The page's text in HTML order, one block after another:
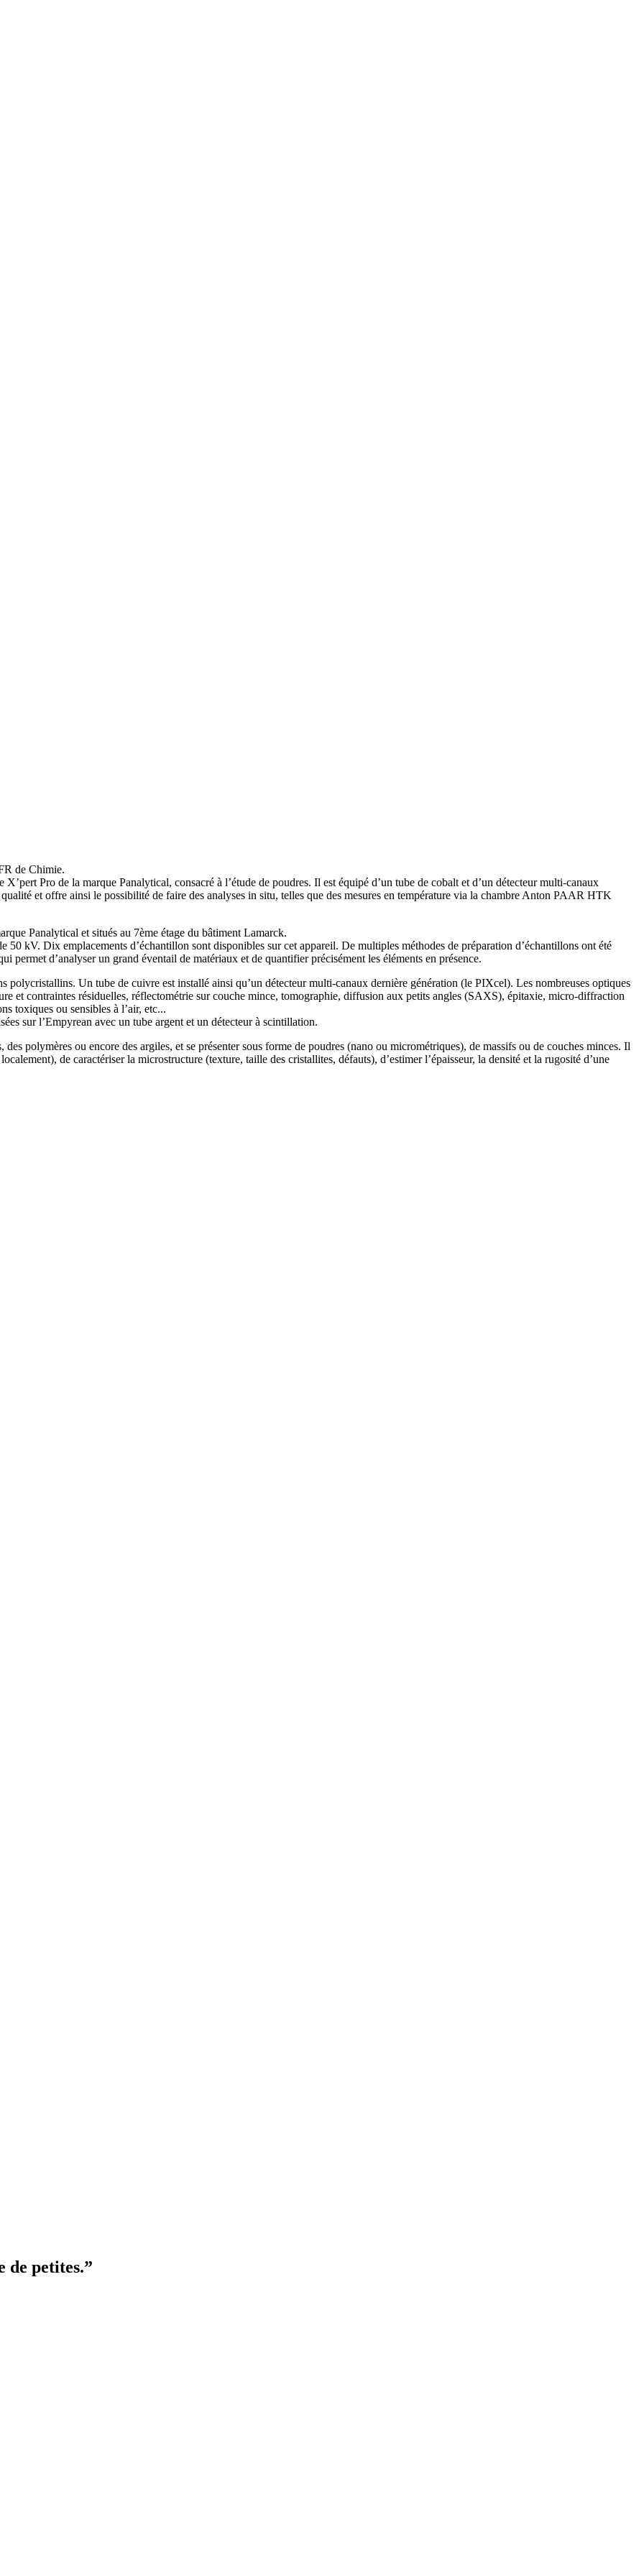
de Chimie.
Pro de la marque Panalytical, consacré à l’étude de poudres. Il est équipé d’un tube de cobalt et d’un détecteur multi-canaux
et offre ainsi le possibilité de faire des analyses in situ, telles que des mesures en température via la chambre Anton PAAR HTK
Panalytical et situés au 7ème étage du bâtiment Lamarck.
50 kV. Dix emplacements d’échantillon sont disponibles sur cet appareil. De multiples méthodes de préparation d’échantillons ont été
permet d’analyser un grand éventail de matériaux et de quantifier précisément les éléments en présence.
Un tube de cuivre est installé ainsi qu’un détecteur multi-canaux dernière génération (le PIXcel). Les nombreuses optiques
et contraintes résiduelles, réflectométrie sur couche mince, tomographie, diffusion aux petits angles (SAXS), épitaxie, micro-diffraction
toxiques ou sensibles à l’air, etc...
sur l’Empyrean avec un tube argent et un détecteur à scintillation.
polymères ou encore des argiles, et se présenter sous forme de poudres (nano ou micrométriques), de massifs ou de couches minces. Il
de caractériser la microstructure (texture, taille des cristallites, défauts), d’estimer l’épaisseur, la densité et la rugosité d’une
de petites.”